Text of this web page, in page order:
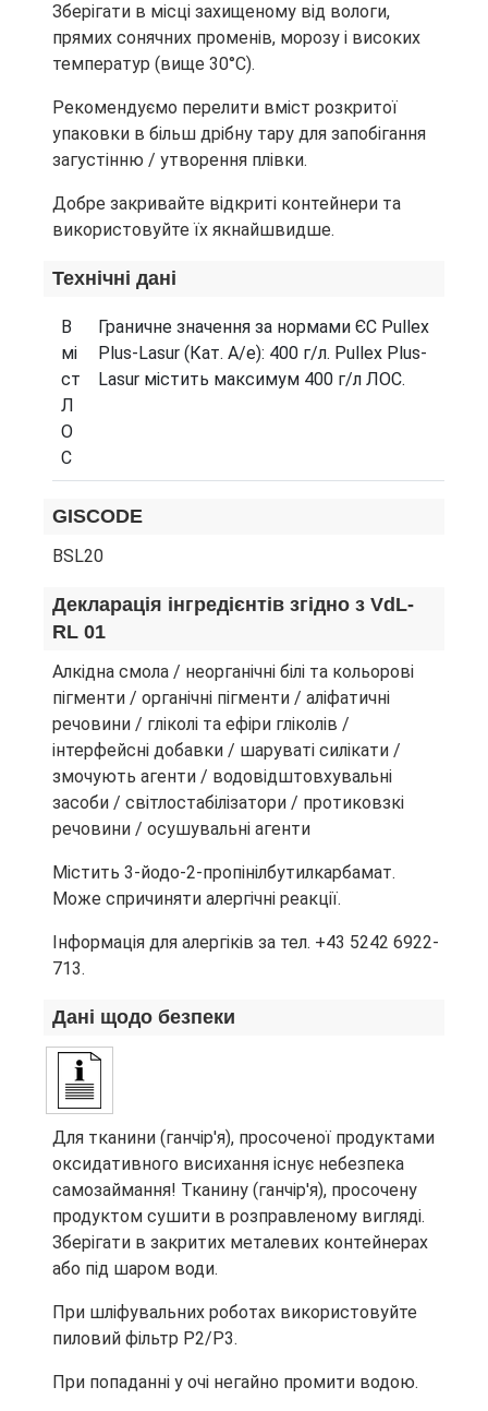
Зберігати в місці захищеному від вологи,
прямих сонячних променів, морозу і високих
температур (вище 30°C).
Рекомендуємо перелити вміст розкритої
упаковки в більш дрібну тару для запобігання
загустінню / утворення плівки.
Добре закривайте відкриті контейнери та
використовуйте їх якнайшвидше.
Технічні дані
В
мі
ст
Л
О
С
Граничне значення за нормами ЄС Pullex
Plus-Lasur (Кат. A/e): 400 г/л. Pullex Plus-
Lasur містить максимум 400 г/л ЛОС.
GISCODE
BSL20
Декларація інгредієнтів згідно з VdL-
RL 01
Алкідна смола / неорганічні білі та кольорові
пігменти / органічні пігменти / аліфатичні
речовини / гліколі та ефіри гліколів /
інтерфейсні добавки / шаруваті силікати /
змочують агенти / водовідштовхувальні
засоби / світлостабілізатори / протиковзкі
речовини / осушувальні агенти
Містить 3-йодо-2-пропінілбутилкарбамат.
Може спричиняти алергічні реакції.
Інформація для алергіків за тел. +43 5242 6922-
713.
Дані щодо безпеки
Для тканини (ганчір'я), просоченої продуктами
оксидативного висихання існує небезпека
самозаймання! Тканину (ганчір'я), просочену
продуктом сушити в розправленому вигляді.
Зберігати в закритих металевих контейнерах
або під шаром води.
При шліфувальних роботах використовуйте
пиловий фільтр P2/P3.
При попаданні у очі негайно промити водою.